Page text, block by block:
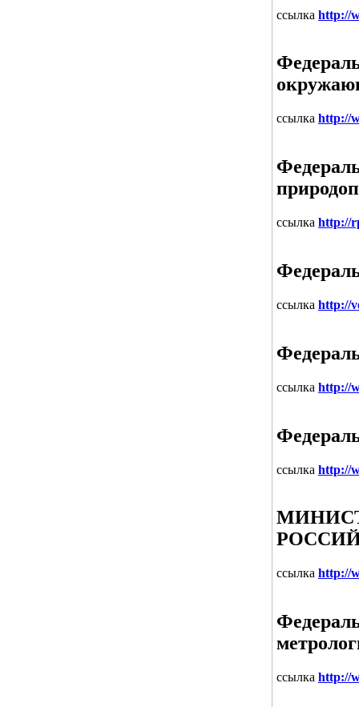
ссылка http://
ссылка http://
ссылка http://
ссылка http://
ссылка http://
ссылка http://
ссылка http://
ссылка http://